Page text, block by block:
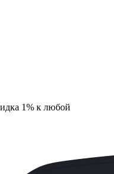
1% к любой